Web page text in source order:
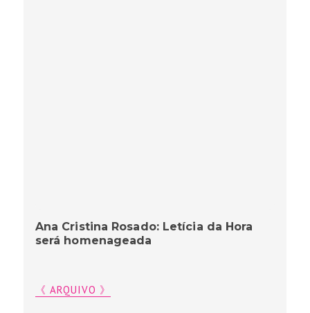
Ana Cristina Rosado: Letícia da Hora
será homenageada
《 ARQUIVO 》